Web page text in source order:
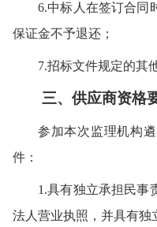
6.中标人在签订合同
保证金不予退还 ；
7.招标文件规定的其
三、供应商资格
参加本次监理机构
件：
1.具有独立承担民事
法人营业执照，并具有独